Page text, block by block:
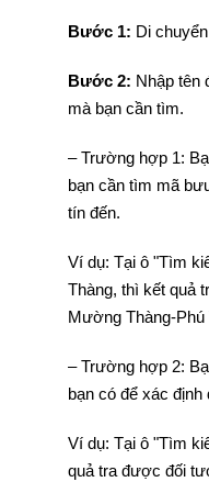
Bước 1: Di
Bước 2: Nhập tên
mà bạn cần tìm.
– Trường hợp 1:
bạn cần tìm mã
tín đến.
Ví dụ: Tại ô "Tìm
Thàng, thì kết quả
Mường Thàng-Phú
– Trường hợp 2:
bạn có để xác
Ví dụ: Tại ô "Tìm
quả tra được đối